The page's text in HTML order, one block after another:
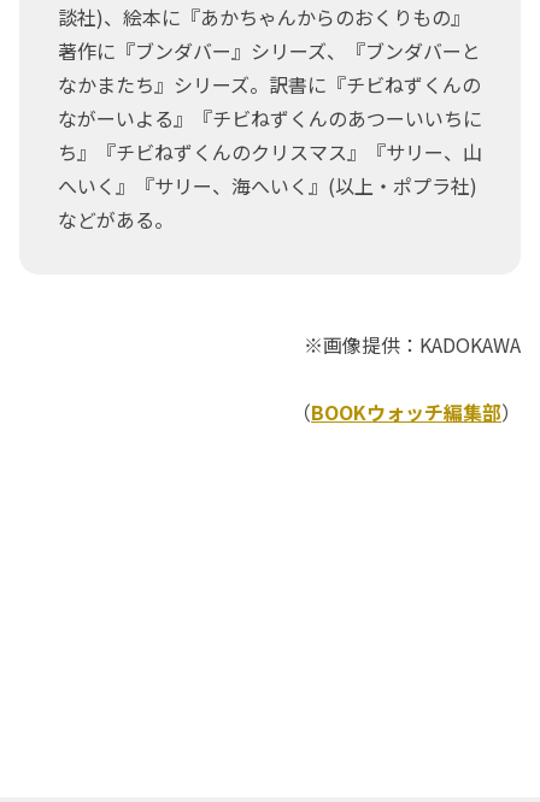
談社)、絵本に『あかちゃんからのおくりもの』
著作に『ブンダバー』シリーズ、『ブンダバーと
なかまたち』シリーズ。訳書に『チビねずくんの
ながーいよる』『チビねずくんのあつーいいちに
ち』『チビねずくんのクリスマス』『サリー、山
へいく』『サリー、海へいく』(以上・ポプラ社)
などがある。
※画像提供：KADOKAWA
（BOOKウォッチ編集部）